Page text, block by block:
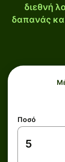
διεθνή
δαπανάς
Ποσό